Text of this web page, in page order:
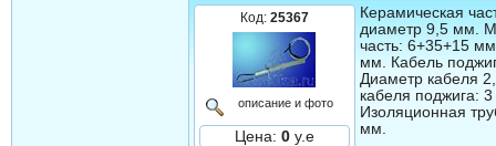
Код:25367
описание и фото
Цена: 0 у.е
Керамическая
диаметр 9,5 мм.
часть: 6+35+15
мм. Кабель
Диаметр кабеля
кабеля поджига:
Изоляционная
мм.